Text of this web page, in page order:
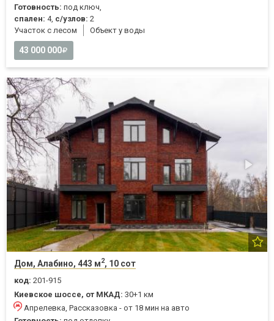
Готовность: под ключ,
спален: 4, с/узлов: 2
Участок с лесом
Объект у воды
43 000 000
Дом, Алабино, 443 м2, 10 сот
код: 201-915
Киевское шоссе, от МКАД: 30+1 км
Апрелевка, Рассказовка - от 18 мин на авто